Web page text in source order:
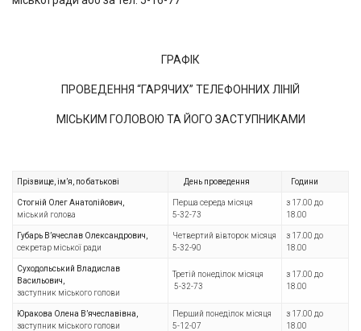
ГРАФІК
ПРОВЕДЕННЯ “ГАРЯЧИХ” ТЕЛЕФОННИХ ЛІНІЙ
МІСЬКИМ ГОЛОВОЮ ТА ЙОГО ЗАСТУПНИКАМИ
Прізвище, ім’я, по батькові День проведення Години
Стогній Олег Анатолійович,
міський голова
Перша середа місяця
5-32-73
з 17.00 до
18.00
Губарь В’ячеслав Олександрович,
секретар міської ради
Четвертий вівторок місяця
5-32-90
з 17.00 до
18.00
Суходольський Владислав
Васильович,
заступник міського голови
Третій понеділок місяця
5-32-73
з 17.00 до
18.00
Юракова Олена В’ячеславівна,
заступник міського голови
Перший понеділок місяця
5-12-07
з 17.00 до
18.00